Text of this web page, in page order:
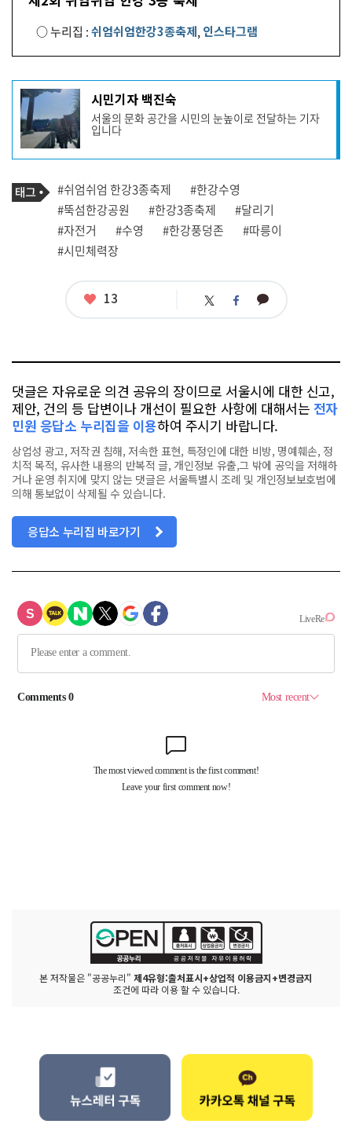
○ 누리집 :쉬엄쉬엄한강3종축제, 인스타그램
기
사
작
성
자
프
필
시민기자 백진숙
서울의 문화 공간을 시민의 눈높이로 전달하는 기자
입니다
기
사
관
련
태
그
태
그
#쉬엄쉬엄 한강3종축제
#한강수영
#뚝섬한강공원
#한강3종축제
#달리기
#자전거
#수영 #한강풍덩존
#따릉이
#시민체력장
좋
13 트 페 카
댓글은 자유로운 의견 공유의 장이므로 서울시에 대한 신고,
제안, 건의 등 답변이나 개선이 필요한 사항에 대해서는 전자
민원 응답소 누리집을 이용하여 주시기 바랍니다.
상업성 광고, 저작권 침해, 저속한 표현, 특정인에 대한 비방, 명예훼손, 정
치적 목적, 유사한 내용의 반복적 글, 개인정보 유출,그 밖에 공익을 저해하
거나 운영 취지에 맞지 않는 댓글은 서울특별시 조례 및 개인정보보호법에
의해 통보없이 삭제될 수 있습니다.
응답소 누리집 바로가기
본 저작물은 "공공누리" 제4유형:출처표시+상업적 이용금지+변경금지
조건에 따라 이용 할 수 있습니다.